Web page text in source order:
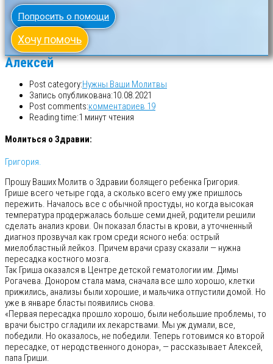
Попросить о помощи
Хочу помочь
Алексей
Post category:Нужны Ваши Молитвы
Запись опубликована:10.08.2021
Post comments:комментариев 19
Reading time:1 минут чтения
Молиться о Здравии:
Григория.
Прошу Ваших Молитв о Здравии болящего ребенка Григория.
Грише всего четыре года, а сколько всего ему уже пришлось
пережить. Началось все с обычной простуды, но когда высокая
температура продержалась больше семи дней, родители решили
сделать анализ крови. Он показал бласты в крови, а уточненный
диагноз прозвучал как гром среди ясного неба: острый
миелобластный лейкоз. Причем врачи сразу сказали — нужна
пересадка костного мозга.
Так Гриша оказался в Центре детской гематологии им. Димы
Рогачева. Донором стала мама, сначала все шло хорошо, клетки
прижились, анализы были хорошие, и мальчика отпустили домой. Но
уже в январе бласты появились снова.
«Первая пересадка прошло хорошо, были небольшие проблемы, то
врачи быстро сгладили их лекарствами. Мы уж думали, все,
победили. Но оказалось, не победили. Теперь готовимся ко второй
пересадке, от неродственного донора», — рассказывает Алексей,
папа Гриши.